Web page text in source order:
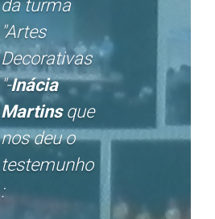
da turma
"Artes
Decorativas
"-Inácia
Martins que
nos deu o
testemunho
: